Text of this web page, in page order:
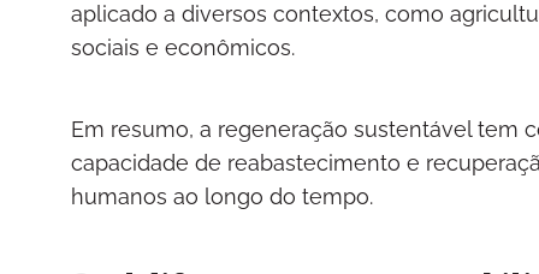
aplicado a diversos contextos, como
sociais e econômicos.
Em resumo, a regeneração sustentável tem
capacidade de reabastecimento e
humanos ao longo do tempo.